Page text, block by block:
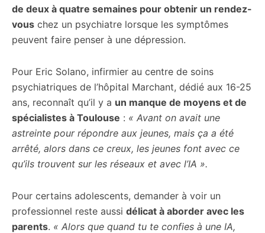
de deux à quatre semaines pour obtenir un rendez-
vous chez un psychiatre lorsque les symptômes
peuvent faire penser à une dépression.
Pour Eric Solano, infirmier au centre de soins
psychiatriques de l’hôpital Marchant, dédié aux 16-25
ans, reconnaît qu’il y a un manque de moyens et de
spécialistes à Toulouse : « Avant on avait une
astreinte pour répondre aux jeunes, mais ça a été
arrêté, alors dans ce creux, les jeunes font avec ce
qu’ils trouvent sur les réseaux et avec l’IA ».
Pour certains adolescents, demander à voir un
professionnel reste aussi délicat à aborder avec les
parents. « Alors que quand tu te confies à une IA,